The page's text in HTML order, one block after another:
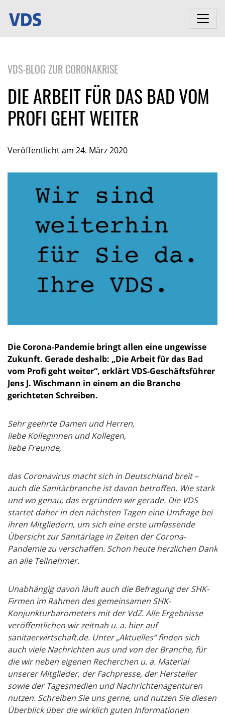
VDS-BLOG ZUR CORONAKRISE
DIE ARBEIT FÜR DAS BAD VOM
PROFI GEHT WEITER
Veröffentlicht am 24. März 2020
Die Corona-Pandemie bringt allen eine ungewisse
Zukunft. Gerade deshalb: „Die Arbeit für das Bad
vom Profi geht weiter“, erklärt VDS-Geschäftsführer
Jens J. Wischmann in einem an die Branche
gerichteten Schreiben.
Sehr geehrte Damen und Herren,
liebe Kolleginnen und Kollegen,
liebe Freunde,
das Coronavirus macht sich in Deutschland breit –
auch die Sanitärbranche ist davon betroffen. Wie stark
und wo genau, das ergründen wir gerade. Die VDS
startet daher in den nächsten Tagen eine Umfrage bei
ihren Mitgliedern, um sich eine erste umfassende
Übersicht zur Sanitärlage in Zeiten der Corona-
Pandemie zu verschaffen. Schon heute herzlichen Dank
an alle Teilnehmer.
Unabhängig davon läuft auch die Befragung der SHK-
Firmen im Rahmen des gemeinsamen SHK-
Konjunkturbarometers mit der VdZ. Alle Ergebnisse
veröffentlichen wir zeitnah u. a. hier auf
sanitaerwirtschaft.de. Unter „Aktuelles“ finden sich
auch viele Nachrichten aus und von der Branche, für
die wir neben eigenen Recherchen u. a. Material
unserer Mitglieder, der Fachpresse, der Hersteller
sowie der Tagesmedien und Nachrichtenagenturen
nutzen. Schreiben Sie uns gerne, und nutzen Sie diesen
Überblick über die wirklich guten Informationen